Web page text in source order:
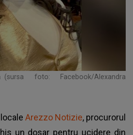
(sursa foto: Facebook/Alexandra
Arezzo Notizie, procurorul
un dosar pentru ucidere din